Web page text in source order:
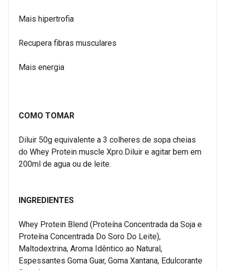
Mais hipertrofia
Recupera fibras musculares
Mais energia
COMO TOMAR
Diluir 50g equivalente a 3 colheres de sopa cheias
do Whey Protein muscle Xpro.Diluir e agitar bem em
200ml de agua ou de leite.
INGREDIENTES
Whey Protein Blend (Proteína Concentrada da Soja e
Proteína Concentrada Do Soro Do Leite),
Maltodextrina, Aroma Idêntico ao Natural,
Espessantes Goma Guar, Goma Xantana, Edulcorante